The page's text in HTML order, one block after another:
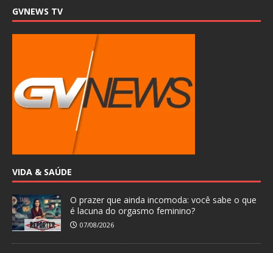
GVNEWS TV
VIDA & SAÚDE
O prazer que ainda incomoda: você sabe o que
é lacuna do orgasmo feminino?
07/08/2026